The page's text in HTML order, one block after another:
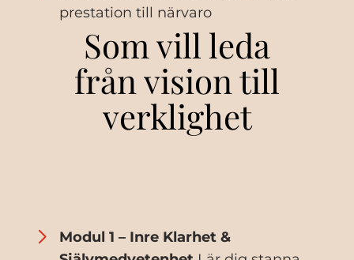
prestation till närvaro
Som vill leda
från vision till
verklighet
Modul 1 – Inre Klarhet &